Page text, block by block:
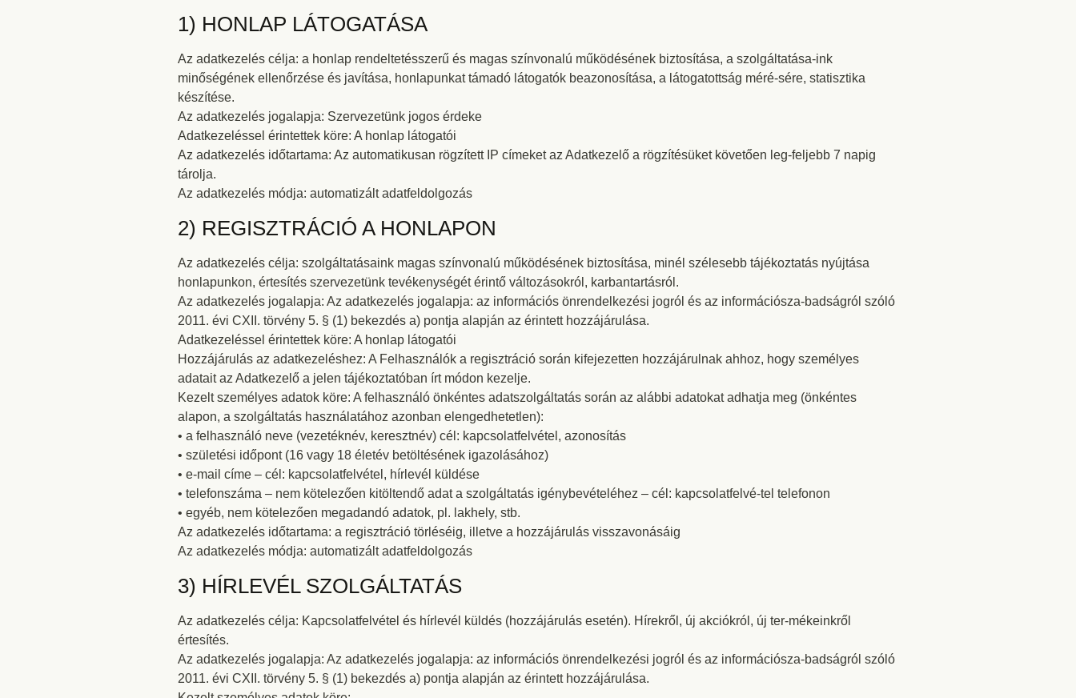
1) HONLAP LÁTOGATÁSA
Az adatkezelés célja: a honlap rendeltetésszerű és magas színvonalú működésének biztosítása, a szolgáltatása-ink
minőségének ellenőrzése és javítása, honlapunkat támadó látogatók beazonosítása, a látogatottság méré-sére, statisztika
készítése.
Az adatkezelés jogalapja: Szervezetünk jogos érdeke
Adatkezeléssel érintettek köre: A honlap látogatói
Az adatkezelés időtartama: Az automatikusan rögzített IP címeket az Adatkezelő a rögzítésüket követően leg-feljebb 7 napig
tárolja.
Az adatkezelés módja: automatizált adatfeldolgozás
2) REGISZTRÁCIÓ A HONLAPON
Az adatkezelés célja: szolgáltatásaink magas színvonalú működésének biztosítása, minél szélesebb tájékoztatás nyújtása
honlapunkon, értesítés szervezetünk tevékenységét érintő változásokról, karbantartásról.
Az adatkezelés jogalapja: Az adatkezelés jogalapja: az információs önrendelkezési jogról és az információsza-badságról szóló
2011. évi CXII. törvény 5. § (1) bekezdés a) pontja alapján az érintett hozzájárulása.
Adatkezeléssel érintettek köre: A honlap látogatói
Hozzájárulás az adatkezeléshez: A Felhasználók a regisztráció során kifejezetten hozzájárulnak ahhoz, hogy személyes
adatait az Adatkezelő a jelen tájékoztatóban írt módon kezelje.
Kezelt személyes adatok köre: A felhasználó önkéntes adatszolgáltatás során az alábbi adatokat adhatja meg (önkéntes
alapon, a szolgáltatás használatához azonban elengedhetetlen):
• a felhasználó neve (vezetéknév, keresztnév) cél: kapcsolatfelvétel, azonosítás
• születési időpont (16 vagy 18 életév betöltésének igazolásához)
• e-mail címe – cél: kapcsolatfelvétel, hírlevél küldése
• telefonszáma – nem kötelezően kitöltendő adat a szolgáltatás igénybevételéhez – cél: kapcsolatfelvé-tel telefonon
• egyéb, nem kötelezően megadandó adatok, pl. lakhely, stb.
Az adatkezelés időtartama: a regisztráció törléséig, illetve a hozzájárulás visszavonásáig
Az adatkezelés módja: automatizált adatfeldolgozás
3) HÍRLEVÉL SZOLGÁLTATÁS
Az adatkezelés célja: Kapcsolatfelvétel és hírlevél küldés (hozzájárulás esetén). Hírekről, új akciókról, új ter-mékeinkről
értesítés.
Az adatkezelés jogalapja: Az adatkezelés jogalapja: az információs önrendelkezési jogról és az információsza-badságról szóló
2011. évi CXII. törvény 5. § (1) bekezdés a) pontja alapján az érintett hozzájárulása.